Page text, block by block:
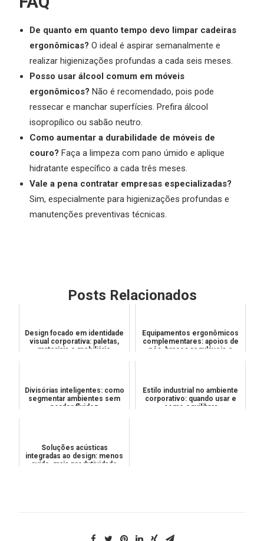
De quanto em quanto tempo devo limpar cadeiras
ergonômicas? O ideal é aspirar semanalmente e
realizar higienizações profundas a cada seis meses.
Posso usar álcool comum em móveis
ergonômicos? Não é recomendado, pois pode
ressecar e manchar superfícies. Prefira álcool
isopropílico ou sabão neutro.
Como aumentar a durabilidade de móveis de
couro? Faça a limpeza com pano úmido e aplique
hidratante específico a cada três meses.
Vale a pena contratar empresas especializadas?
Sim, especialmente para higienizações profundas e
manutenções preventivas técnicas.
Posts Relacionados
Design focado em identidade
visual corporativa: paletas,
materiais e mobiliário
Equipamentos ergonômicos
complementares: apoios de
pés, braços reguláveis e
Divisórias inteligentes: como
segmentar ambientes sem
perder fluidez
Estilo industrial no ambiente
corporativo: quando usar e
como equilibrar
Soluções acústicas
integradas ao design: menos
ruído, mais produtividade